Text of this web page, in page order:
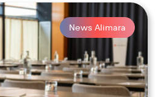
News Alimara